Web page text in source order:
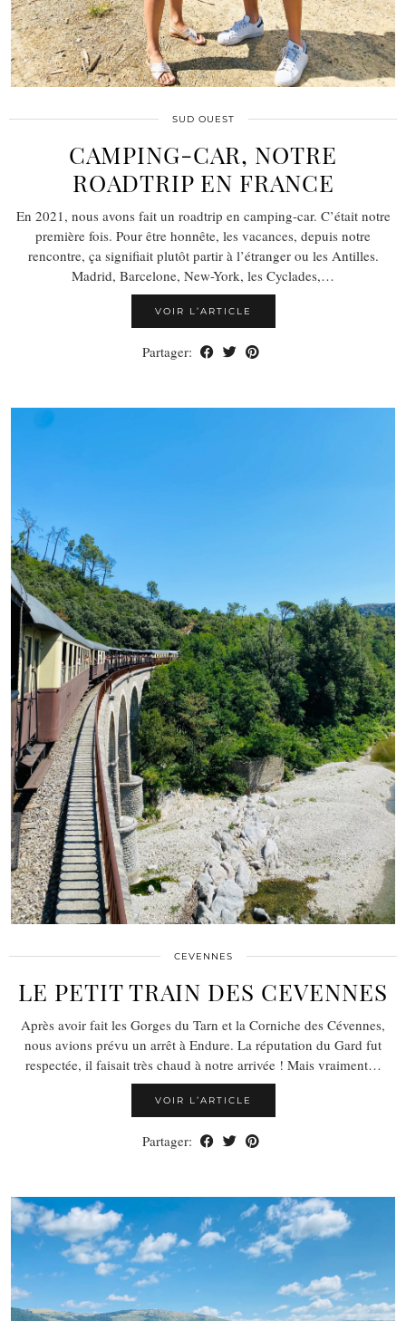
SUD OUEST
CAMPING-CAR, NOTRE
ROADTRIP EN FRANCE
En 2021, nous avons fait un roadtrip en camping-car. C’était notre
première fois. Pour être honnête, les vacances, depuis notre
rencontre, ça signifiait plutôt partir à l’étranger ou les Antilles.
Madrid, Barcelone, New-York, les Cyclades,…
VOIR L’ARTICLE
Partager:
CEVENNES
LE PETIT TRAIN DES CEVENNES
Après avoir fait les Gorges du Tarn et la Corniche des Cévennes,
nous avions prévu un arrêt à Endure. La réputation du Gard fut
respectée, il faisait très chaud à notre arrivée ! Mais vraiment…
VOIR L’ARTICLE
Partager: